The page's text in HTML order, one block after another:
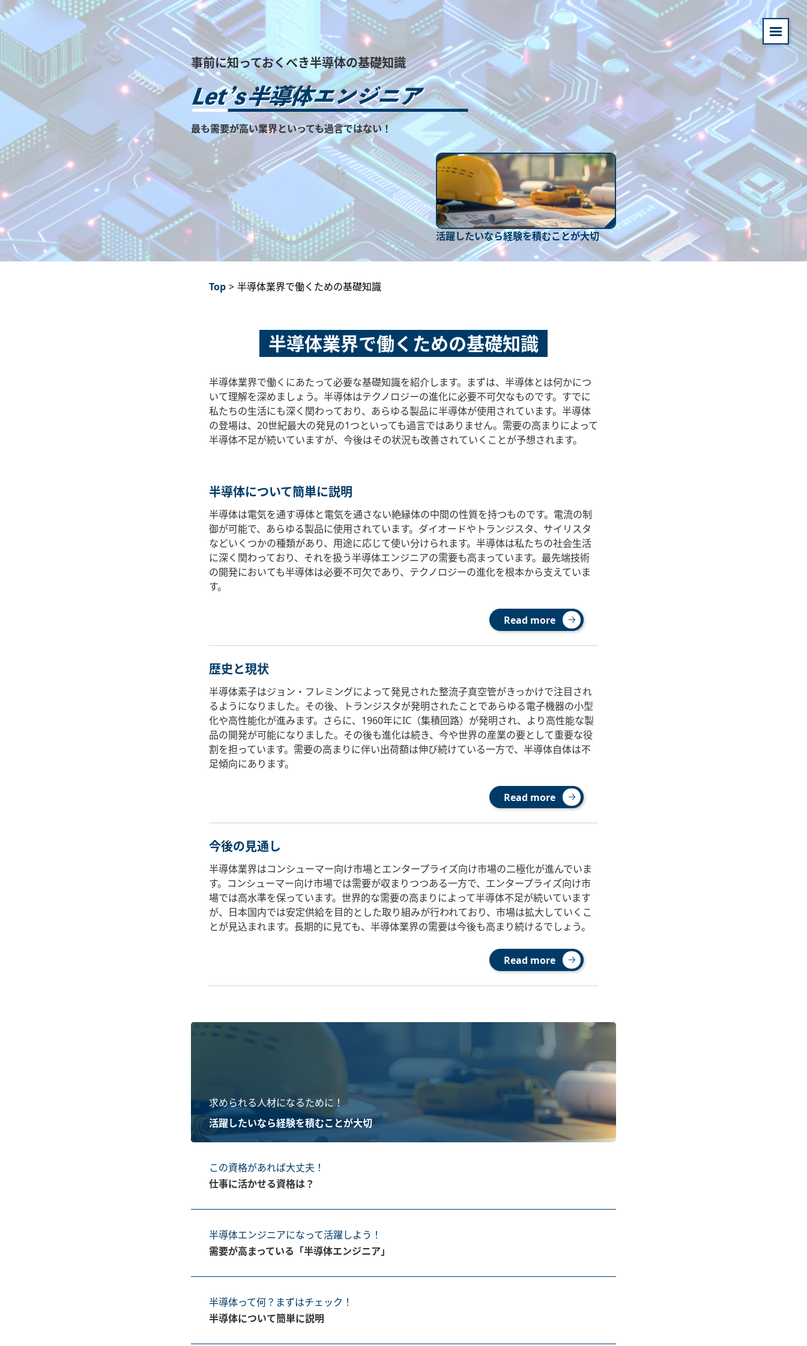
事前に知っておくべき半導体の基礎知識
最も需要が高い業界といっても過言ではない！
活躍したいなら経験を積むことが大切
Top > 半導体業界で働くための基礎知識
半導体業界で働くための基礎知識
半導体業界で働くにあたって必要な基礎知識を紹介します。まずは、半導体とは何かにつ
いて理解を深めましょう。半導体はテクノロジーの進化に必要不可欠なものです。すでに
私たちの生活にも深く関わっており、あらゆる製品に半導体が使用されています。半導体
の登場は、20世紀最大の発見の1つといっても過言ではありません。需要の高まりによって
半導体不足が続いていますが、今後はその状況も改善されていくことが予想されます。
半導体について簡単に説明
半導体は電気を通す導体と電気を通さない絶縁体の中間の性質を持つものです。電流の制
御が可能で、あらゆる製品に使用されています。ダイオードやトランジスタ、サイリスタ
などいくつかの種類があり、用途に応じて使い分けられます。半導体は私たちの社会生活
に深く関わっており、それを扱う半導体エンジニアの需要も高まっています。最先端技術
の開発においても半導体は必要不可欠であり、テクノロジーの進化を根本から支えていま
す。
Read more
歴史と現状
半導体素子はジョン・フレミングによって発見された整流子真空管がきっかけで注目され
るようになりました。その後、トランジスタが発明されたことであらゆる電子機器の小型
化や高性能化が進みます。さらに、1960年にIC（集積回路）が発明され、より高性能な製
品の開発が可能になりました。その後も進化は続き、今や世界の産業の要として重要な役
割を担っています。需要の高まりに伴い出荷額は伸び続けている一方で、半導体自体は不
足傾向にあります。
Read more
今後の見通し
半導体業界はコンシューマー向け市場とエンタープライズ向け市場の二極化が進んでいま
す。コンシューマー向け市場では需要が収まりつつある一方で、エンタープライズ向け市
場では高水準を保っています。世界的な需要の高まりによって半導体不足が続いています
が、日本国内では安定供給を目的とした取り組みが行われており、市場は拡大していくこ
とが見込まれます。長期的に見ても、半導体業界の需要は今後も高まり続けるでしょう。
Read more
求められる人材になるために！
活躍したいなら経験を積むことが大切
この資格があれば大丈夫！
仕事に活かせる資格は？
半導体エンジニアになって活躍しよう！
需要が高まっている「半導体エンジニア」
半導体って何？まずはチェック！
半導体について簡単に説明